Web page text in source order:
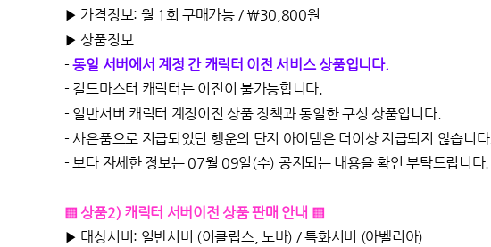
▶ 가격정보: 월 1회 구매가능 / \30,800원
▶ 상품정보
- 동일 서버에서 계정 간 캐릭터 이전 서비스 상품입니다.
- 길드마스터 캐릭터는 이전이 불가능합니다.
- 일반서버 캐릭터 계정이전 상품 정책과 동일한 구성 상품입니다.
-사은품으로 지급되었던 행운의 단지 아이템은 더이상 지급되지 않습니다.
-보다 자세한 정보는 07월 09일(수) 공지되는 내용을 확인 부탁드립니다.
▒ 상품2) 캐릭터 서버이전 상품 판매 안내 ▒
▶ 대상서버: 일반서버 (이클립스, 노바) / 특화서버 (아벨리아)